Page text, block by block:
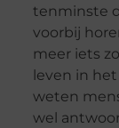
tenminste
voorbij
meer iets
leven in
weten
wel